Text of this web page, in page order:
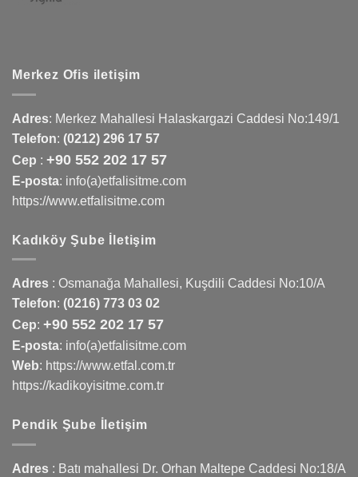
Merkez Ofis iletişim
Adres: Merkez Mahallesi Halaskargazi Caddesi No:149/1
Telefon: (0212) 296 17 57
Cep : +90 552 202 17 57
E-posta: info(a)etfalisitme.com
https://www.etfalisitme.com
Kadıköy Şube İletişim
Adres : Osmanağa Mahallesi, Kuşdili Caddesi No:10/A
Telefon: (0216) 773 03 02
Cep: +90 552 202 17 57
E-posta: info(a)etfalisitme.com
Web: https://www.etfal.com.tr
https://kadikoyisitme.com.tr
Pendik Şube İletişim
Adres : Batı mahallesi Dr. Orhan Maltepe Caddesi No:18/A